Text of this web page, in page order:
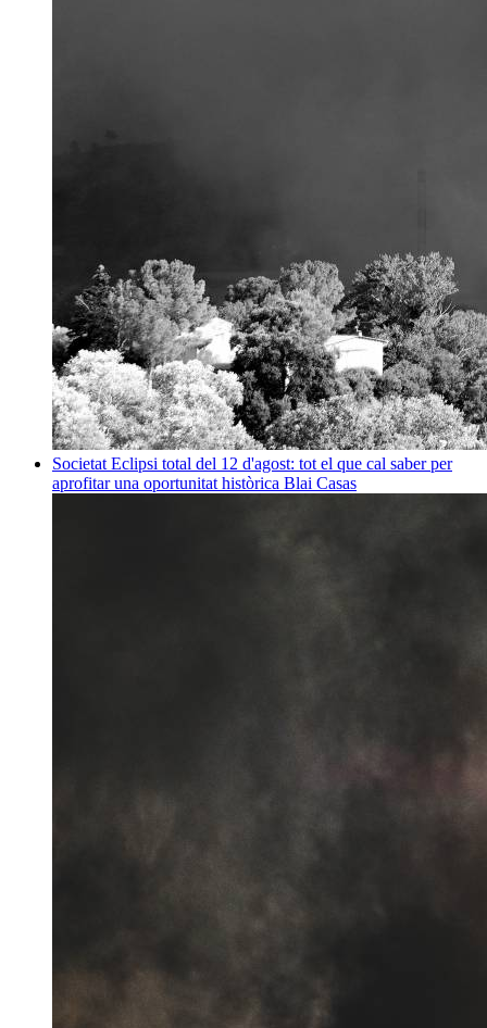
Societat Eclipsi total del 12 d'agost: tot el que cal saber per
aprofitar una oportunitat històrica Blai Casas